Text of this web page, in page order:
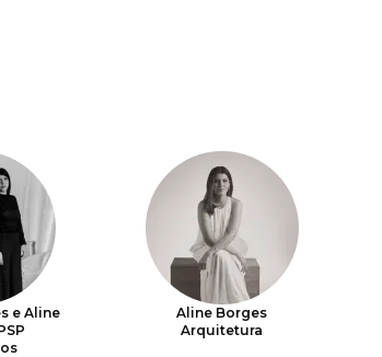
e Aline
Aline Borges
Arquitetura